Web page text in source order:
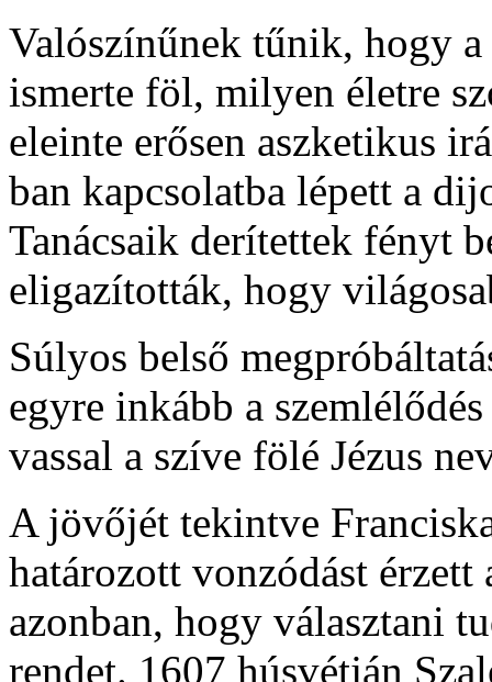
Valószínűnek tűnik, hogy
ismerte föl, milyen életre
eleinte erősen aszketikus
ban kapcsolatba lépett a
Tanácsaik derítettek fényt
eligazították, hogy
Súlyos belső
egyre inkább a
vassal a szíve fölé Jézus
A jövőjét tekintve
határozott vonzódást érzett
azonban, hogy választani
rendet. 1607 húsvétján